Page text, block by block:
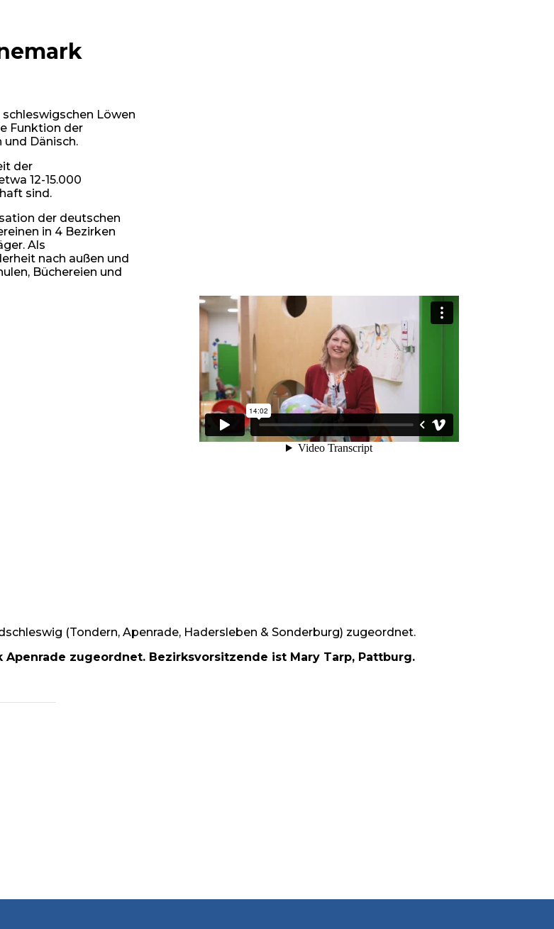
Löwen
Funktion der
Dänisch.
der
12-15.000
sind.
der deutschen
in 4 Bezirken
Als
nach außen und
Büchereien und
(Tondern, Apenrade, Hadersleben & Sonderburg) zugeordnet.
Apenrade zugeordnet. Bezirksvorsitzende ist Mary Tarp, Pattburg.